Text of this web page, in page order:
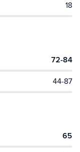
18
72-84
44-87
65